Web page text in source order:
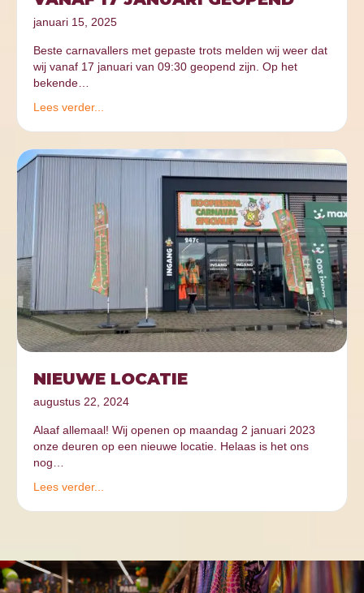
januari 15, 2025
Beste carnavallers met gepaste trots melden wij weer dat
wij vanaf 17 januari van 09:30 geopend zijn. Op het
bekende…
Lees verder...
NIEUWE LOCATIE
augustus 22, 2024
Alaaf allemaal! Wij openen op maandag 2 januari 2023
onze deuren op een nieuwe locatie. Helaas is het ons
nog…
Lees verder...